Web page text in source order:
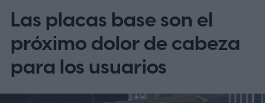
Las placas base son el
próximo dolor de cabeza
para los usuarios